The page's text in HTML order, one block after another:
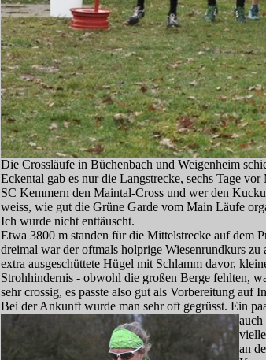
Die Crossläufe in Büchenbach und Weigenheim
Eckental gab es nur die Langstrecke, sechs Tage
SC Kemmern den Maintal-Cross und wer den
weiss, wie gut die Grüne Garde vom Main Läufe
Ich wurde nicht enttäuscht.
Etwa 3800 m standen für die Mittelstrecke auf dem
dreimal war der oftmals holprige Wiesenrundkurs zu
extra ausgeschüttete Hügel mit Schlamm davor,
Strohhindernis - obwohl die großen Berge fehlten,
sehr crossig, es passte also gut als Vorbereitung auf
Bei der Ankunft wurde man sehr oft gegrüsst. Ein
auch
an